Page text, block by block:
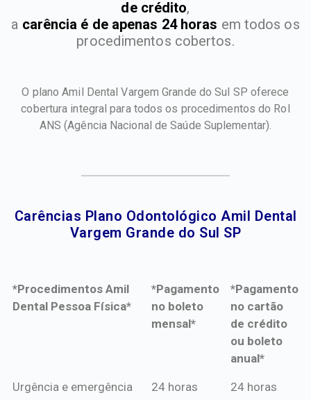
de crédito,
a carência é de apenas 24 horas em todos os
procedimentos cobertos.
O plano Amil Dental Vargem Grande do Sul SP oferece
cobertura integral para todos os procedimentos do Rol
ANS(Agência Nacional de Saúde Suplementar).
Carências Plano Odontológico Amil Dental
Vargem Grande do Sul SP​
*Procedimentos Amil
Dental Pessoa Física*
*Pagamento
no boleto
mensal*
*Pagamento
no cartão
de crédito
ou boleto
anual*
*Procedimentos Amil
*Pagamento
*Pagamento
Urgência e emergência 24 horas 24 horas